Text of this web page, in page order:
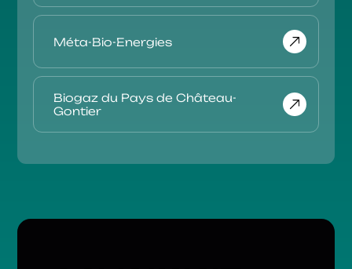
Méta-Bio-Energies
Biogaz du Pays de Château-
Gontier